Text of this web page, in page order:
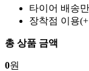
타이어 배송
장착점 이용
총 상품 금액
0원